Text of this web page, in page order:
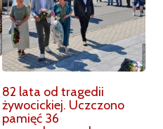
82 lata od tragedii
żywocickiej. Uczczono
pamięć 36